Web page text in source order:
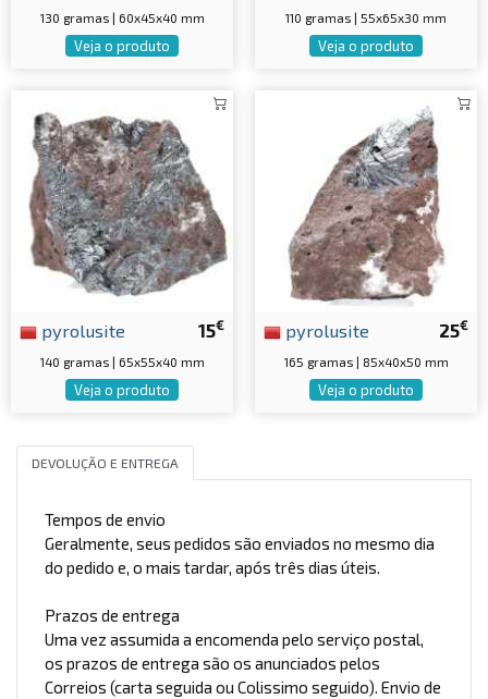
130 gramas | 60x45x40 mm
Veja o produto
110 gramas | 55x65x30 mm
Veja o produto
15€
pyrolusite
140 gramas | 65x55x40 mm
Veja o produto
25€
pyrolusite
165 gramas | 85x40x50 mm
Veja o produto
DEVOLUÇÃO E ENTREGA
Tempos de envio
Geralmente, seus pedidos são enviados no mesmo dia
do pedido e, o mais tardar, após três dias úteis.
Prazos de entrega
Uma vez assumida a encomenda pelo serviço postal,
os prazos de entrega são os anunciados pelos
Correios (carta seguida ou Colissimo seguido). Envio de